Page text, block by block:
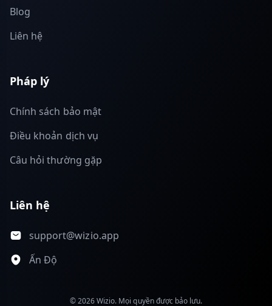
Blog
Liên hệ
Pháp lý
Chính sách bảo mật
Điều khoản dịch vụ
Câu hỏi thường gặp
Liên hệ
support@wizio.app
Ấn Độ
© 2026 Wizio. Mọi quyền được bảo lưu.